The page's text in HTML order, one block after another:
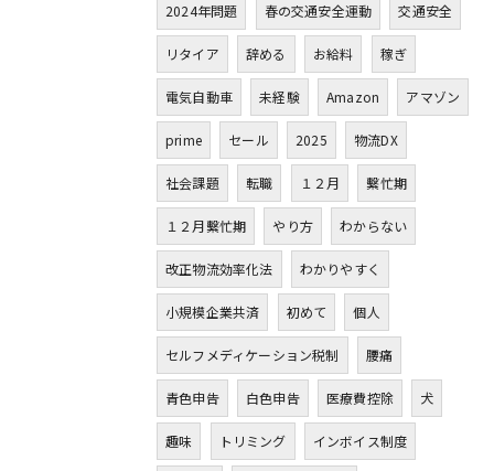
2024年問題 春の交通安全運動 交通安全
リタイア 辞める お給料 稼ぎ
電気自動車 未経験 Amazon アマゾン
prime セール 2025 物流DX
社会課題 転職 １２月 繫忙期
１２月繫忙期 やり方 わからない
改正物流効率化法 わかりやすく
小規模企業共済 初めて 個人
セルフメディケーション税制 腰痛
青色申告 白色申告 医療費控除 犬
趣味 トリミング インボイス制度